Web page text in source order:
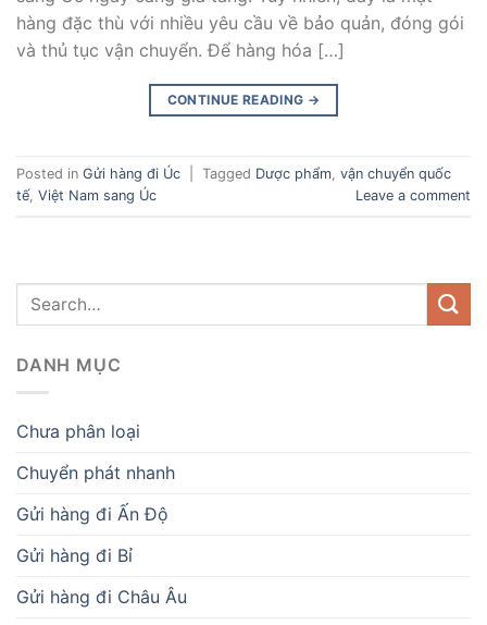
hàng đặc thù với nhiều yêu cầu về bảo quản, đóng gói
và thủ tục vận chuyển. Để hàng hóa […]
CONTINUE READING →
Posted in Gửi hàng đi Úc Tagged Dược phẩm, vận chuyển quốc
tế, Việt Nam sang Úc Leave a comment
DANH MỤC
Chưa phân loại
Chuyển phát nhanh
Gửi hàng đi Ấn Độ
Gửi hàng đi Bỉ
Gửi hàng đi Châu Âu